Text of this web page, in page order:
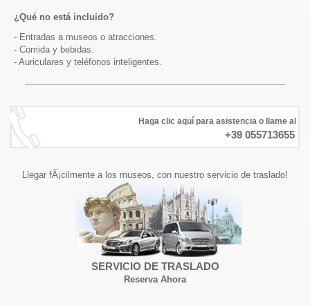
¿Qué no está incluido?
- Entradas a museos o atracciones.
- Comida y bebidas.
- Auriculares y teléfonos inteligentes.
Haga clic aquí para asistencia o llame al
+39 055713655
Llegar fÃ¡cilmente a los museos, con nuestro servicio de traslado!
SERVICIO DE TRASLADO
Reserva Ahora